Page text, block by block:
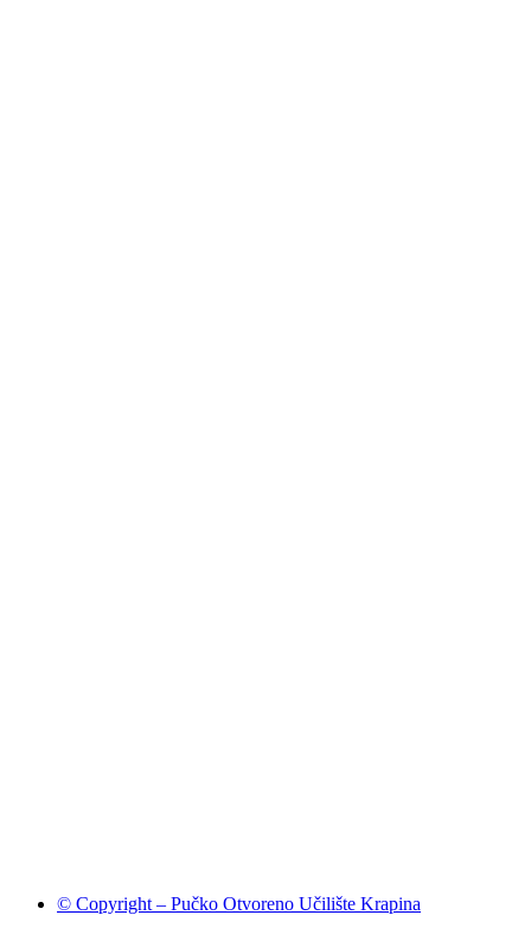
© Copyright – Pučko Otvoreno Učilište Krapina